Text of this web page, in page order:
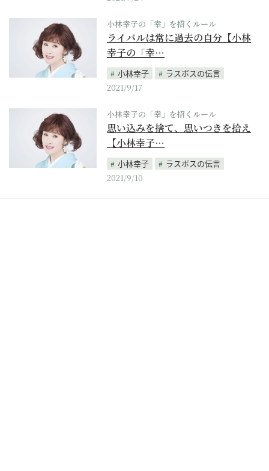
小林幸子の「幸」を招くルール
ライバルは常に過去の自分【小林
幸子の「幸…
小林幸子
ラスボスの伝言
2021/9/17
小林幸子の「幸」を招くルール
思い込みを捨て、思いつきを拾え
【小林幸子…
小林幸子
ラスボスの伝言
2021/9/10